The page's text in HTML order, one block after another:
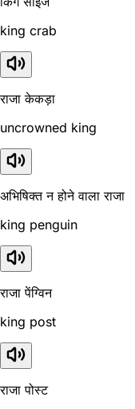
king crab
राजा केकड़ा
uncrowned king
अभिषिक्त न होने वाला राजा
king penguin
राजा पेंग्विन
king post
राजा पोस्ट